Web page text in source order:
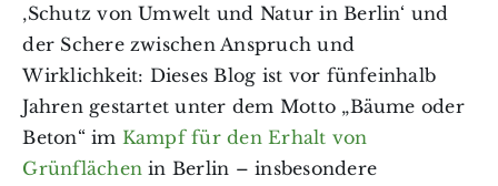
‚Schutz von Umwelt und Natur in Berlin‘ und
der Schere zwischen Anspruch und
Wirklichkeit: Dieses Blog ist vor fünfeinhalb
Jahren gestartet unter dem Motto „Bäume oder
Beton“ im Kampf für den Erhalt von
Grünflächen in Berlin – insbesondere